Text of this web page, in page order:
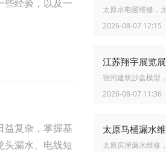
些经验，以及一
益复杂，掌握基
头漏水、电线短
太原水电暖维修，
2026-08-07 12:15
江苏翔宇展览
宿州建筑沙盘模型
2026-08-07 11:36
太原马桶漏水
太原房屋漏水维修